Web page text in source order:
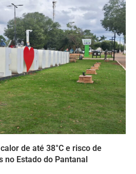
de até 38°C e risco de
no Estado do Pantanal